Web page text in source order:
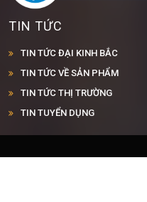
TIN TỨC
TIN TỨC ĐẠI KINH BẮC
TIN TỨC VỀ SẢN PHẨM
TIN TỨC THỊ TRƯỜNG
TIN TUYỂN DỤNG